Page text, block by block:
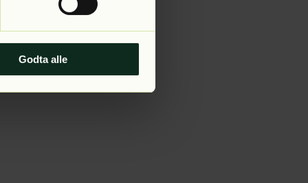
Godta alle